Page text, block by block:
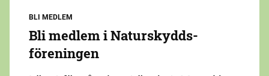
BLI MEDLEM
Bli medlem i Naturskydds­
föreningen